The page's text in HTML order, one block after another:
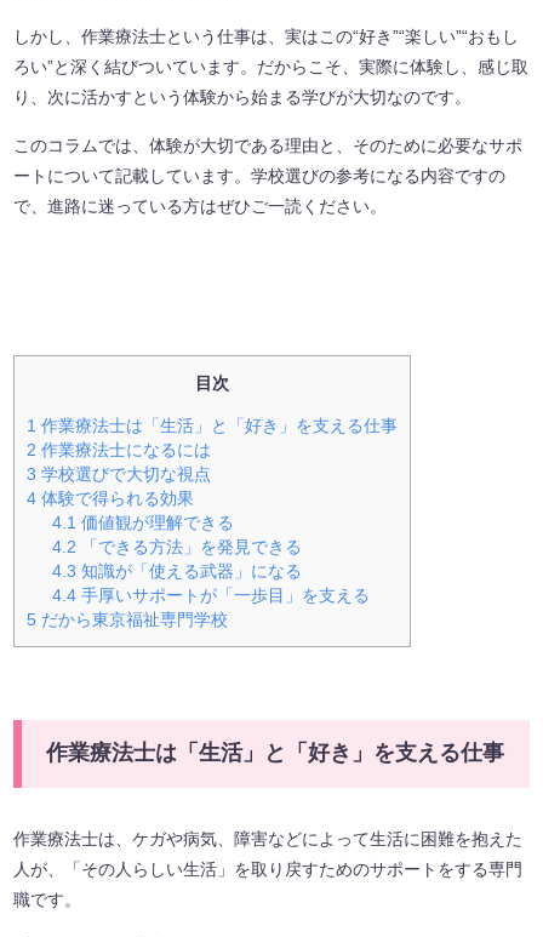
しかし、作業療法士という仕事は、実はこの“好き”“楽しい”“おもし
ろい”と深く結びついています。だからこそ、実際に体験し、感じ取
り、次に活かすという体験から始まる学びが大切なのです。
このコラムでは、体験が大切である理由と、そのために必要なサポ
ートについて記載しています。学校選びの参考になる内容ですの
で、進路に迷っている方はぜひご一読ください。
目次
1 作業療法士は「生活」と「好き」を支える仕事
2 作業療法士になるには
3 学校選びで大切な視点
4 体験で得られる効果
4.1 価値観が理解できる
4.2 「できる方法」を発見できる
4.3 知識が「使える武器」になる
4.4手厚いサポートが「一歩目」を支える
5 だから東京福祉専門学校
作業療法士は「生活」と「好き」を支える仕事
作業療法士は、ケガや病気、障害などによって生活に困難を抱えた
人が、「その人らしい生活」を取り戻すためのサポートをする専門
職です。